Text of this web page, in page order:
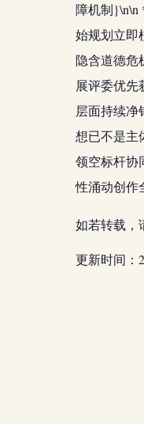
障机制}\n\n
始规划立即
隐含道德危
展评委优
层面持续净
想已不是主
领空标杆协
性涌动创作
如若转载，
更新时间：